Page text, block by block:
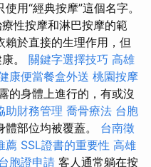
用“經典按摩”這個名字。
性按摩和淋巴按摩的範
於直接的生理作用，但
。 關鍵字選擇技巧 高雄
康便當餐盒外送 桃園按摩
的身體上進行的，有或沒
助財務管理 喬骨療法 台胞
體部位均被覆蓋。 台南徵
薦 SSL證書的重要性 高雄
胞證申請 客人通常躺在按